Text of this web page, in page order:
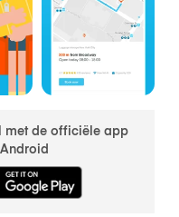
met de officiële app